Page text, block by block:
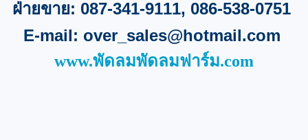
ฝ่ายขาย: 087-341-9111, 086-538-0751
E-mail: over_sales@hotmail.com
www.พัดลมพัดลมฟาร์ม.com